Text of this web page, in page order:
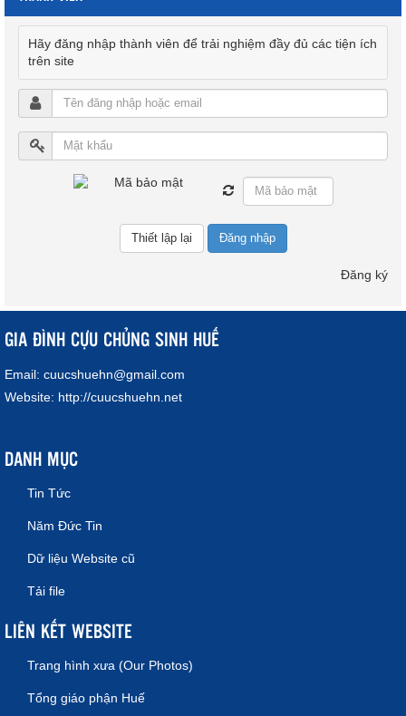
Hãy đăng nhập thành viên để trải nghiệm đầy đủ các tiện ích
trên site
Đăng nhập
Đăng ký
GIA ĐÌNH CỰU CHỦNG SINH HUẾ
Email: cuucshuehn@gmail.com
Website: http://cuucshuehn.net
DANH MỤC
Tin Tức
Năm Đức Tin
Dữ liệu Website cũ
Tải file
LIÊN KẾT WEBSITE
Trang hình xưa (Our Photos)
Tổng giáo phận Huế